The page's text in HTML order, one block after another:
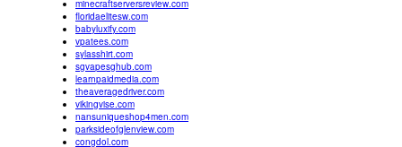
minecraftserversreview.com
floridaelitesw.com
babyluxify.com
vpatees.com
sylasshirt.com
sgvapesghub.com
learnpaidmedia.com
theaveragedriver.com
vikingvise.com
nansuniqueshop4men.com
parksideofglenview.com
congdol.com